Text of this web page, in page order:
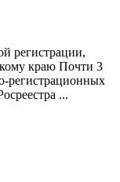
регистрации,
краю Почти 3
регистрационных
...